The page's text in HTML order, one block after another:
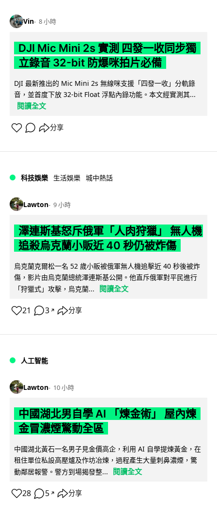
Vin 8 小時
DJI Mic Mini 2s 實測 四發一收同步獨
立錄音 32-bit 防爆咪拍片必備
DJI 最新推出的 Mic Mini 2s 無線咪支援「四發一收」分軌錄
音，並首度下放 32-bit Float 浮點內錄功能。本文經實測其...
閱讀全文
分享
科技娛樂 生活娛樂 城中熱話
Lawton 9 小時
澤連斯基怒斥俄軍「人肉狩獵」 無人機
追殺烏克蘭小販近 40 秒仍被炸傷
烏克蘭克爾松一名 52 歲小販被俄軍無人機追擊近 40 秒後被炸
傷，影片由烏克蘭總統澤連斯基公開。他直斥俄軍對平民進行
「狩獵式」攻擊，烏克蘭...
閱讀全文
21 3 ↗ 分享
人工智能
Lawton 10 小時
中國湖北男自學 AI 「煉金術」 屋內煉
金冒濃煙驚動全區
中國湖北黃石一名男子見金價高企，利用 AI 自學提煉黃金，在
租住單位私設高壓爐及作坊冶煉，過程產生大量刺鼻濃煙，驚
動鄰居報警。警方到場揭發整...
閱讀全文
28 5 ↗ 分享